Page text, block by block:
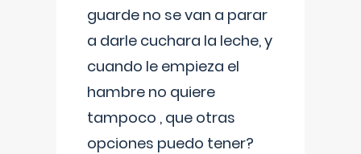
guarde no se van a parar
a darle cuchara la leche, y
cuando le empieza el
hambre no quiere
tampoco , que otras
opciones puedo tener?